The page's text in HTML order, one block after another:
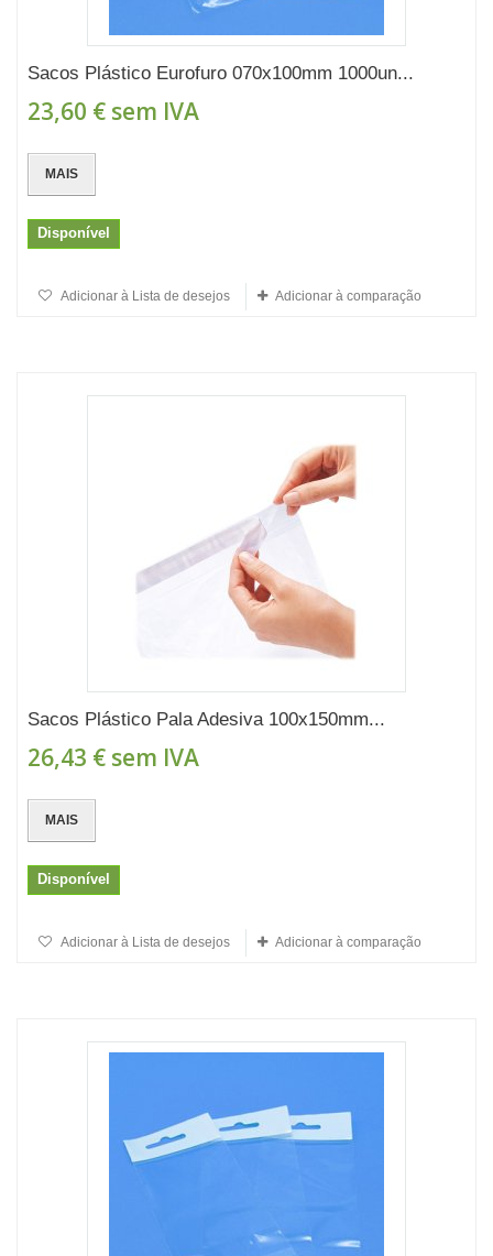
Sacos Plástico Eurofuro 070x100mm 1000un...
23,60 € sem IVA
MAIS
Disponível
Adicionar à Lista de desejos Adicionar à comparação
Sacos Plástico Pala Adesiva 100x150mm...
26,43 € sem IVA
MAIS
Disponível
Adicionar à Lista de desejos Adicionar à comparação